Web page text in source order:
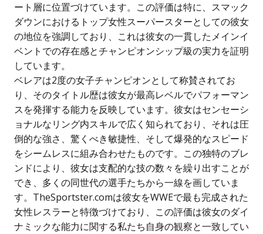
ート層に位置づけています。この評価は特に、スマック
ダウンにおけるトップ女性スーパースターとしての彼女
の地位を強調しており、これは彼女の一貫したメインイ
ベントでの存在感とチャンピオンシップ級の実力を証明
しています。
ベレアは2度の女子チャンピオンとして称賛されてお
り、そのタイトル歴は彼女が最高レベルでパフォーマン
スを発揮する能力を反映しています。彼女はセンセーシ
ョナルなリング内スキルで広く知られており、それは圧
倒的な強さ、驚くべき敏捷性、そして爆発的なスピード
をシームレスに組み合わせたものです。この独特のブレ
ンドにより、彼女は支配的な技の数々を繰り出すことが
でき、多くの同世代の選手たちから一線を画していま
す。TheSportster.comは彼女をWWEで最も完成された
女性レスラーと特徴づけており、この評価は彼女のダイ
ナミックな能力に関する私たち自身の観察と一致してい